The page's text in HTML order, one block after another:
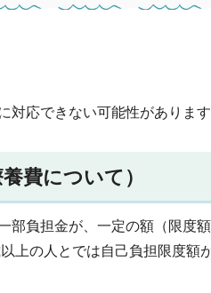
対応できない可能性がありま
費について）
部負担金が、一定の額（限度
上の人とでは自己負担限度額